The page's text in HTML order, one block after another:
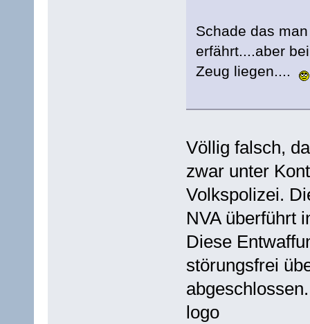
Schade das
erfährt....aber
Zeug liegen....
Völlig falsch,
zwar unter
Volkspolizei.
NVA überführt
Diese
störungsfrei
abgeschlossen.
logo